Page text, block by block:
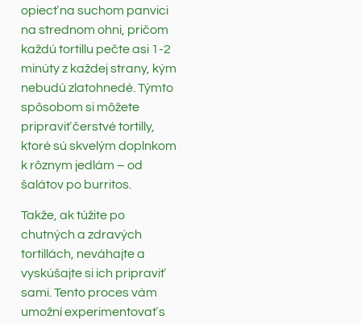
opiecť na suchom panvici
na strednom ohni, pričom
každú tortillu pečte asi 1-2
minúty z každej strany, kým
nebudú zlatohnedé. Týmto
spôsobom si môžete
pripraviť čerstvé tortilly,
ktoré sú skvelým doplnkom
k rôznym jedlám – od
šalátov po burritos.
Takže, ak túžite po
chutných a zdravých
tortillách, neváhajte a
vyskúšajte si ich pripraviť
sami. Tento proces vám
umožní experimentovať s